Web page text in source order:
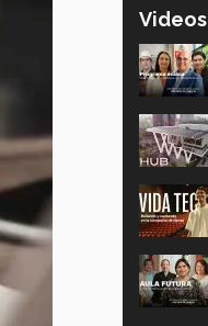
Videos